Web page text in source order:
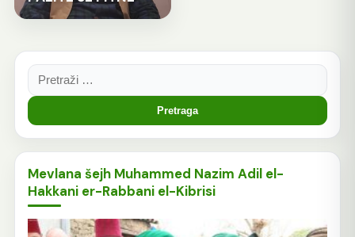
Pretraga:
Mevlana šejh Muhammed Nazim Adil el-
Hakkani er-Rabbani el-Kibrisi